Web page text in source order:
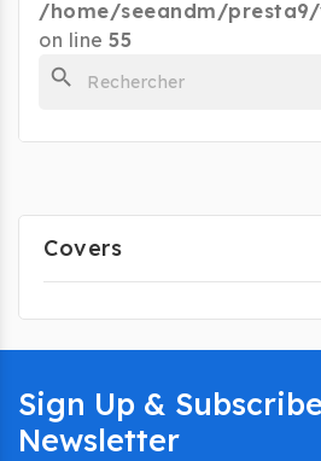
/home/seeandm/
on line 55
search
Covers
Sign Up &
Newsletter